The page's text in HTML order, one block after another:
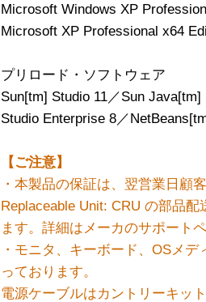
Microsoft Windows XP
Microsoft XP Professional x64
プリロード・ソフトウェア
Sun[tm] Studio 11／Sun
Studio Enterprise 8／
【ご注意】
・本製品の保証は、翌営業日顧
Replaceable Unit: CRU の部品
ます。詳細はメーカのサポート
・モニタ、キーボード、OSメ
っております。
電源ケーブルはカントリーキッ